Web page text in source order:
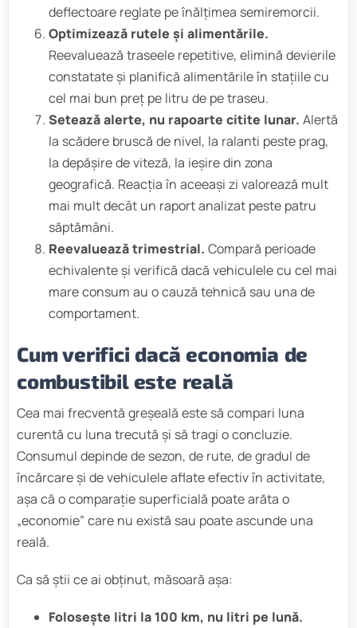
deflectoare reglate pe înălțimea semiremorcii.
Optimizează rutele și alimentările.
Reevaluează traseele repetitive, elimină devierile
constatate și planifică alimentările în stațiile cu
cel mai bun preț pe litru de pe traseu.
Setează alerte, nu rapoarte citite lunar. Alertă
la scădere bruscă de nivel, la ralanti peste prag,
la depășire de viteză, la ieșire din zona
geografică. Reacția în aceeași zi valorează mult
mai mult decât un raport analizat peste patru
săptămâni.
Reevaluează trimestrial. Compară perioade
echivalente și verifică dacă vehiculele cu cel mai
mare consum au o cauză tehnică sau una de
comportament.
Cum verifici dacă economia de
combustibil este reală
Cea mai frecventă greșeală este să compari luna
curentă cu luna trecută și să tragi o concluzie.
Consumul depinde de sezon, de rute, de gradul de
încărcare și de vehiculele aflate efectiv în activitate,
așa că o comparație superficială poate arăta o
„economie” care nu există sau poate ascunde una
reală.
Ca să știi ce ai obținut, măsoară așa:
Folosește litri la 100 km, nu litri pe lună.